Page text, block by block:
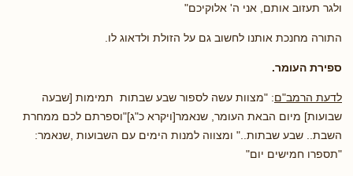
ולגר תעזוב אותם, אני ה' אלוקיכם"
התורה מחנכת אותנו לחשוב גם על הזולת ולדאוג לו.
ספירת העומר.
לדעת הרמב"ם: "מצוות עשה לספור שבע שבתות תמימות [שבעה
שבועות] מיום הבאת העומר, שנאמר[ויקרא כ"ג]"וספרתם לכם ממחרת
השבת.. שבע שבתות.." ומצווה למנות הימים עם השבועות ,שנאמר:
"תספרו חמישים יום"